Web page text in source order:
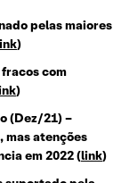
pelas maiores
)
com
)
(Dez/21) –
mas atenções
em 2022 (link)